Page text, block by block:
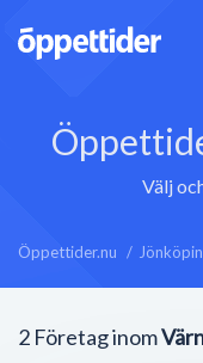
Välj
Öppettider.nu
2 Företag inom